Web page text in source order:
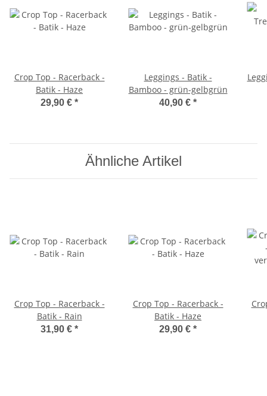
Crop Top - Racerback -
Batik - Haze
29,90 € *
Leggings - Batik -
Bamboo - grün-gelbgrün
40,90 € *
Ähnliche Artikel
Crop Top - Racerback -
Batik - Rain
31,90 € *
Crop Top - Racerback -
Batik - Haze
29,90 € *